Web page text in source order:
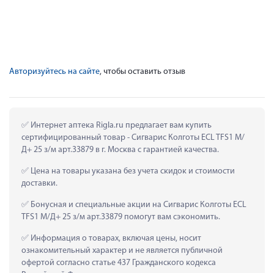
Авторизуйтесь на сайте, чтобы оставить отзыв
Интернет аптека Rigla.ru предлагает вам купить
сертифицированный товар - Сигварис Колготы ECL TFS1 М/
Д+ 25 з/м арт.33879 в г. Москва с гарантией качества.
Цена на товары указана без учета скидок и стоимости
доставки.
Бонусная и специальные акции на Сигварис Колготы ECL
TFS1 М/Д+ 25 з/м арт.33879 помогут вам сэкономить.
Информация о товарах, включая цены, носит
ознакомительный характер и не является публичной
офертой согласно статье 437 Гражданского кодекса